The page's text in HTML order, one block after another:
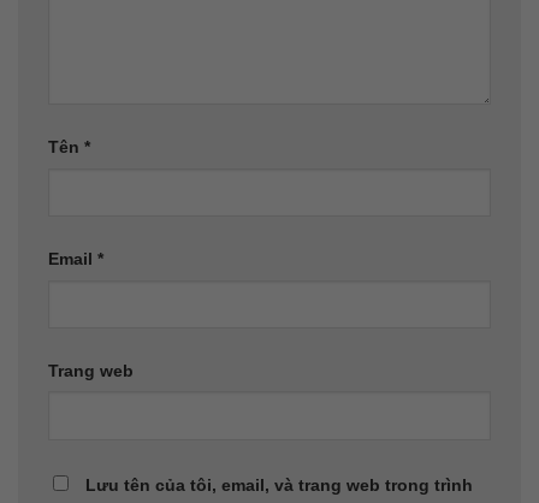
Tên *
Email *
Trang web
Lưu tên của tôi, email, và trang web trong trình